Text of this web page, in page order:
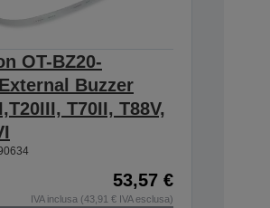
OT-BZ20-
Buzzer
T70II, T88V,
53,57 €
IVA inclusa (43,91 € IVA esclusa)